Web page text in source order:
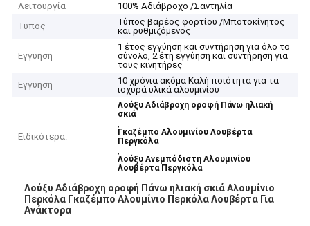
Λειτουργία
100% Αδιάβροχο /Σαντηλία
Τύπος
Τύπος βαρέος φορτίου /Μποτοκίνητος
και ρυθμιζόμενος
Εγγύηση
1 έτος εγγύηση και συντήρηση για όλο το
σύνολο, 2 έτη εγγύηση και συντήρηση για
τους κινητήρες
Εγγύηση
10 χρόνια ακόμα Καλή ποιότητα για τα
ισχυρά υλικά αλουμινίου
Ειδικότερα:
Λούξυ Αδιάβροχη οροφή Πάνω ηλιακή
σκιά
,
Γκαζέμπο Αλουμινίου Λουβέρτα
Περγκόλα
,
Λούξυ Ανεμπόδιστη Αλουμινίου
Λουβέρτα Περγκόλα
Λούξυ Αδιάβροχη οροφή Πάνω ηλιακή σκιά Αλουμίνιο
Περκόλα Γκαζέμπο Αλουμίνιο Περκόλα Λουβέρτα Για
Ανάκτορα